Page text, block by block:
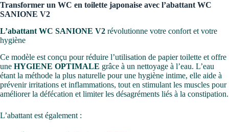
Transformer un WC en toilette japonaise avec l’abattant WC
SANIONE V2
L’abattant WC SANIONE V2 révolutionne votre confort et votre
hygiène
Ce modèle est conçu pour réduire l’utilisation de papier toilette et offre
une HYGIENE OPTIMALE grâce à un nettoyage à l’eau. L’eau
étant la méthode la plus naturelle pour une hygiène intime, elle aide à
prévenir irritations et inflammations, tout en stimulant les muscles pour
améliorer la défécation et limiter les désagréments liés à la constipation.
L’abattant est également :